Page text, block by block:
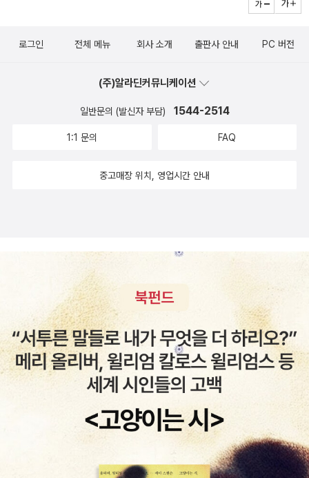
수 있는 곳이 있었으면 좋겠어요. ^^ 출간일은 최근에 가까운데 이
매력적인지는 모르겠지만, 영화속 배우는 매력적입니다. ^^ (읽은후)
습니다. 그림도 스타일리시하지만, 전체적으로 스토리는 좀 아쉬웠습
니다. 대신 토르 외전이 더 재미있었어요. 토르 (읽은후) 토르 에피
상태가 좋습니다. 토르 한편만 읽으면 좀 아쉽겠지만, 아이언맨과 캡
은 최근이지만 내용상은 전으로 거슬러 올라갑니다. (읽은후) : 우주
요. 특히나 '타노스'의 활약(?)이 그후에도 마블 우주에 큰 영향을 주
기 때문에 마블 코스믹 세계관에서 놓치지 말고 읽어야하는 책입니
다. 다시 읽으면 처음엔 몰랐던 외계종족들이 이제는 눈에 들어올것
같습니다. 인피니티 이슈 - 어떤 이야기는 이슈로 출간하고, 어떤
이야기는 단행본으로 출간하는 기준이 어떤건지 궁금해지네요. 데
드풀이 스파이더맨하고만 노는줄 알았더니, 이번에는 타노슈와 함께
종횡무진하네요. 타노스를 처음 읽었을때, 악당인데도 참 매력적이
다 생각했었는데, 이렇게 주목봤는 캐릭터가 될줄은... 역시 영화가 흥
해야 캐릭터들이 더 살아나는것 같습니다. 엑스맨의 시작. 표지 무
섭다. (읽은후) : 엑스맨 영화의 원작이 되는 에피소드가 있다는것을
알았습니다. 마블 히어로즈 시리즈보다 개인적으로 엑스맨 시리즈가
더 재미있는것 같아요. 울버린 (읽은후) : 울버린에 관한 두가지
로그인 전체 메뉴 회사 소개 출판사 안내 PC 버전
(주)알라딘커뮤니케이션
일반문의 (발신자 부담) 1544-2514
1:1 문의 FAQ
중고매장 위치, 영업시간 안내